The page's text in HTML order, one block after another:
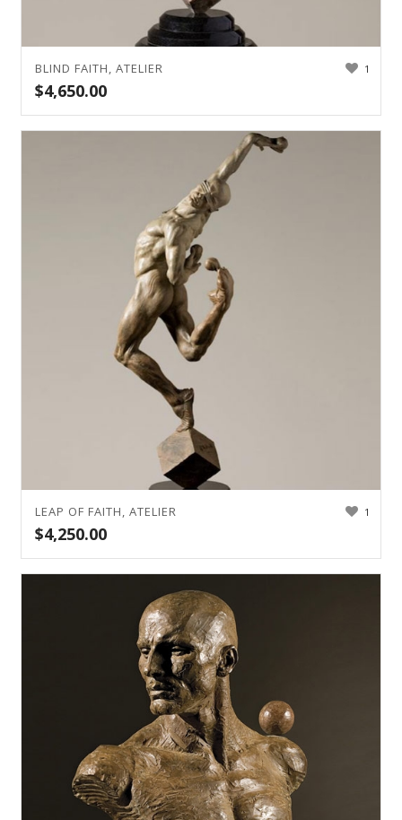
1
BLIND FAITH, ATELIER
$4,650.00
1
LEAP OF FAITH, ATELIER
$4,250.00